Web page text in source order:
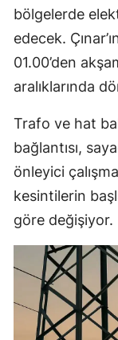
bölgelerde
edecek.
01.00’den
aralıklarında
Trafo ve hat
bağlantısı,
önleyici
kesintilerin
göre değişiyor.